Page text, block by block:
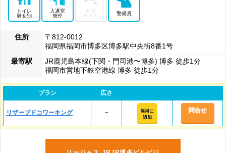
トイレ
男女別
入退室
管理
カメラ
警備員
住所
〒812-0012
福岡県福岡市博多区博多駅中央街8番1号
最寄駅
JR鹿児島本線(下関・門司港〜博多) 博多 徒歩1分
福岡市営地下鉄空港線 博多 徒歩1分
プラン 広さ
リザーブドコワーキング －
候補に
追加
問合せ